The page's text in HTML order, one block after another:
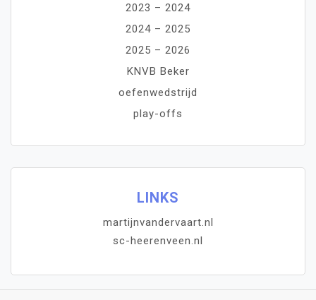
2023 – 2024
2024 – 2025
2025 – 2026
KNVB Beker
oefenwedstrijd
play-offs
LINKS
martijnvandervaart.nl
sc-heerenveen.nl